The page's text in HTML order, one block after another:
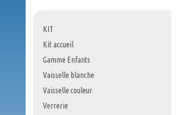
KIT
Kit accueil
Gamme Enfants
Vaisselle blanche
Vaisselle couleur
Verrerie